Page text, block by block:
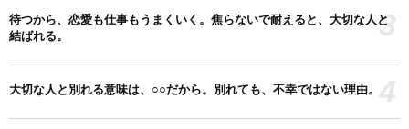
待つから、恋愛も仕事もうまくいく。焦らないで耐えると、大切な人と
結ばれる。
3
大切な人と別れる意味は、○○だから。別れても、不幸ではない理由。 4